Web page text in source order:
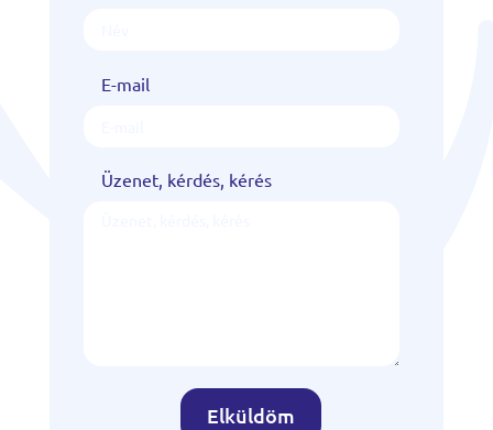
E-mail
Üzenet, kérdés, kérés
Elküldöm